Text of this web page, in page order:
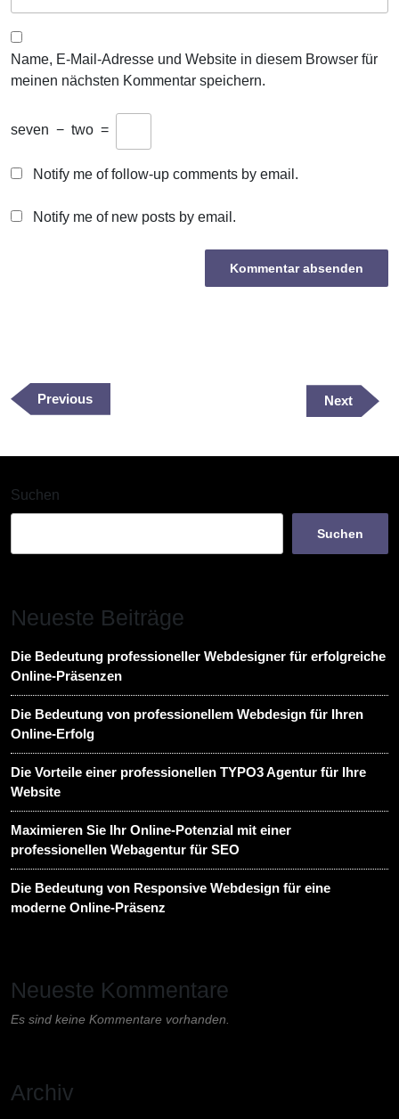
Name, E-Mail-Adresse und Website in diesem Browser für
meinen nächsten Kommentar speichern.
seven − two =
Notify me of follow-up comments by email.
Notify me of new posts by email.
Previous
Post
Previous
Next
Post
Next
Suchen
Suchen
Neueste Beiträge
Die Bedeutung professioneller Webdesigner für erfolgreiche
Online-Präsenzen
Die Bedeutung von professionellem Webdesign für Ihren
Online-Erfolg
Die Vorteile einer professionellen TYPO3 Agentur für Ihre
Website
Maximieren Sie Ihr Online-Potenzial mit einer
professionellen Webagentur für SEO
Die Bedeutung von Responsive Webdesign für eine
moderne Online-Präsenz
Neueste Kommentare
Es sind keine Kommentare vorhanden.
Archiv